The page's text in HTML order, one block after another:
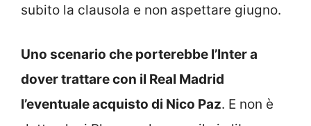
subito la clausola e non aspettare giugno.
Uno scenario che porterebbe l’Inter a
dover trattare con il Real Madrid
l’eventuale acquisto di Nico Paz. E non è